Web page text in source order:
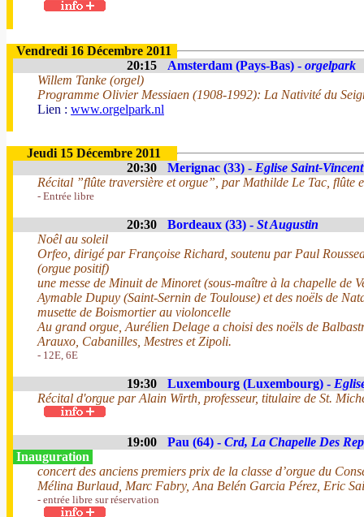
Vendredi 16 Décembre 2011
20:15
Amsterdam (Pays-Bas) - orgelpark
Willem Tanke (orgel)
Programme Olivier Messiaen (1908-1992): La Nativité du
Lien : www.orgelpark.nl
Jeudi 15 Décembre 2011
20:30
Merignac (33) - Eglise Saint-Vincent
Récital ”flûte traversière et orgue”, par Mathilde Le Tac, flûte
- Entrée libre
20:30 Bordeaux (33) - St Augustin
Noêl au soleil
Orfeo, dirigé par Françoise Richard, soutenu par Paul
(orgue positif)
une messe de Minuit de Minoret (sous-maître à la chapelle de
Aymable Dupuy (Saint-Sernin de Toulouse) et des noëls de
musette de Boismortier au violoncelle
Au grand orgue, Aurélien Delage a choisi des noëls de
Arauxo, Cabanilles, Mestres et Zipoli.
- 12E, 6E
19:30 Luxembourg (Luxembourg) -
Récital d'orgue par Alain Wirth, professeur, titulaire de St.
19:00 Pau (64) - Crd, La Chapelle Des
Inauguration
concert des anciens premiers prix de la classe d’orgue du
Mélina Burlaud, Marc Fabry, Ana Belén Garcia Pérez, Eric
- entrée libre sur réservation